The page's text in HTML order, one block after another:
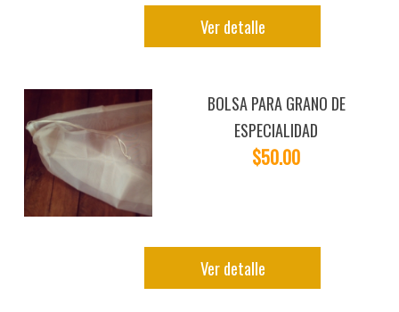
Ver detalle
BOLSA PARA GRANO DE
ESPECIALIDAD
$50.00
Ver detalle